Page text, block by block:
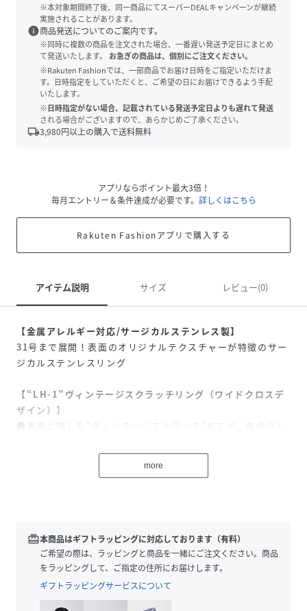
※本対象期間終了後、同一商品にてスーパーDEALキャンペーンが継続
実施されることがあります。
info商品発送についてのご案内です。
※同時に複数の商品を注文された場合、一番遅い発送予定日にまとめ
て発送いたします。
お急ぎの商品は、個別にご注文ください。
※Rakuten Fashionでは、一部商品でお届け日時をご指定いただけま
す。日時指定をしていただくと、ご希望の日にお届けできるよう手配
いたします。
※日時指定がない場合、記載されている発送予定日よりも遅れて発送
される場合がございますので、あらかじめご了承ください。
local_shipping3,980円以上の購入で送料無料
アプリならポイント最大3倍！
毎月エントリー＆条件達成が必要です。 詳しくはこちら
Rakuten Fashionアプリで購入する
アイテム説明 サイズ レビュー(0)
【金属アレルギー対応/サージカルステンレス製】
31号まで展開！表面のオリジナルテクスチャーが特徴のサー
ジカルステンレスリング
【“LH-1”ヴィンテージスクラッチリング（ワイドクロスデ
ザイン）】
●表面に施した“ヴィンテージスクラッチ”加工が、無骨さと
●光を乱反射するマットな表情と、シルバーカラーの輝きが
生み出す独特のコントラスト。
性を際立たせる仕上がり。
●ユニセックスな雰囲気に仕上がっていますので、主張しす
ぎないペアアイテムとしても活躍します。
●はじめて着ける方に安心なサージカルステンレス素材で製
more
redeem本商品はギフトラッピングに対応しております（有料）
ご希望の際は、ラッピングと商品を一緒にご注文ください。商品
をラッピングして、ご指定の住所にお届けします。
ギフトラッピングサービスについて